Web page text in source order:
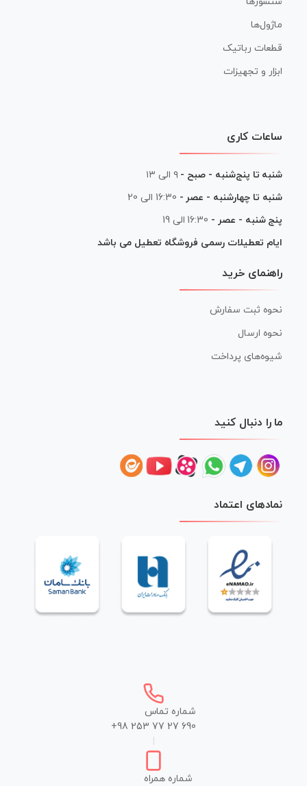
ماژول‌ها
قطعات رباتیک
ابزار و تجهیزات
ساعات کاری
شنبه تا پنج‌شنبه - صبح - ۹ الی ۱۳
شنبه تا چهارشنبه - عصر - 16:30 الی 20
پنج شنبه - عصر - 16:30 الی 19
ایام تعطیلات رسمی فروشگاه تعطیل می باشد
راهنمای خرید
نحوه ثبت سفارش
نحوه ارسال
شیوه‌های پرداخت
ما را دنبال کنید
نمادهای اعتماد
شماره تماس
+98 253 77 27 690
شماره همراه